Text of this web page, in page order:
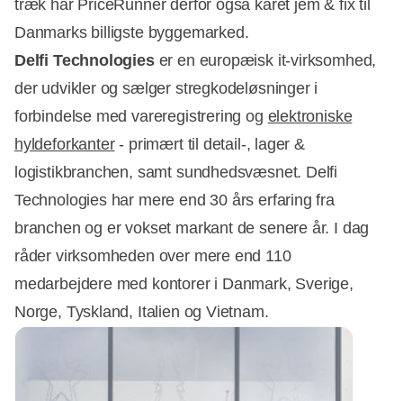
træk har PriceRunner derfor også kåret jem & fix til
Danmarks billigste byggemarked.
Delfi Technologieser en europæisk it-virksomhed,
der udvikler og sælger stregkodeløsninger i
forbindelse med vareregistrering og elektroniske
hyldeforkanter- primært til detail-, lager &
logistikbranchen, samt sundhedsvæsnet. Delfi
Technologies har mere end 30 års erfaring fra
branchen og er vokset markant de senere år. I dag
råder virksomheden over mere end 110
medarbejdere med kontorer i Danmark, Sverige,
Norge, Tyskland, Italien og Vietnam.